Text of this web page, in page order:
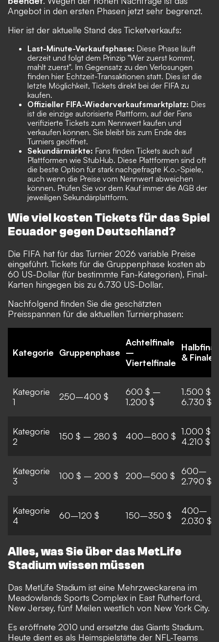
Angebot in den ersten Phasen jetzt sehr begrenzt.
Hier ist der aktuelle Stand des Ticketverkaufs:
Last-Minute-Verkaufsphase: Diese Phase läuft
derzeit und folgt dem Prinzip "Wer zuerst kommt,
mahlt zuerst". Im Gegensatz zu den Verlosungen
finden hier Echtzeit-Transaktionen statt. Dies ist die
letzte Möglichkeit, Tickets direkt bei der FIFA zu
kaufen.
Offizieller FIFA-Wiederverkaufsmarktplatz: Dies
ist die einzige autorisierte Plattform, auf der Fans
verifizierte Tickets zum Nennwert kaufen und
verkaufen können. Sie bleibt bis zum Ende des
Turniers geöffnet.
Sekundärmärkte: Fans finden Tickets auch auf
Plattformen wie StubHub. Diese Plattformen sind oft
die beste Option für stark nachgefragte K.o.-Spiele,
auch wenn die Preise vom Nennwert abweichen
können. Prüfen Sie vor dem Kauf immer die AGB der
jeweiligen Sekundärplattform.
Wie viel kosten Tickets für das Spiel
Ecuador gegen Deutschland?
Die FIFA hat für das Turnier 2026 variable Preise
eingeführt. Tickets für die Gruppenphase kosten ab
60 US-Dollar (für bestimmte Fan-Kategorien), Final-
Karten hingegen bis zu 6.730 US-Dollar.
Nachfolgend finden Sie die geschätzten
Preisspannen für die aktuellen Turnierphasen:
Kategorie Gruppenphase
Achtelfinale
–
Viertelfinale & Finale
Kategorie
1
250–400 $
600 $ –
1.200 $
1.500 $
6.730 $
Kategorie
2
150 $ – 280 $ 400–800 $ 1.000 $
4.210 $
Kategorie
3
100 $ – 200 $ 200–500 $
600–
2.790 $
Kategorie
4
60–120 $ 150–350 $
400–
2.030 $
Alles, was Sie über das MetLife
Stadium wissen müssen
Das MetLife Stadium ist eine Mehrzweckarena im
Meadowlands Sports Complex in East Rutherford,
New Jersey, fünf Meilen westlich von New York City.
Es eröffnete 2010 und ersetzte das Giants Stadium.
Heute dient es als Heimspielstätte der NFL-Teams